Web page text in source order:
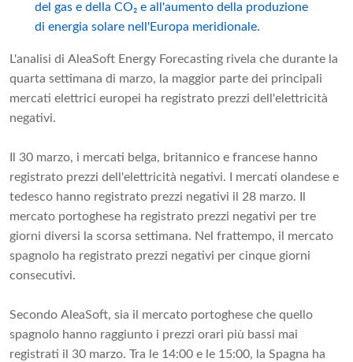
del gas e della CO₂ e all'aumento della produzione
di energia solare nell'Europa meridionale.
L'analisi di AleaSoft Energy Forecasting rivela che durante la
quarta settimana di marzo, la maggior parte dei principali
mercati elettrici europei ha registrato prezzi dell'elettricità
negativi.
Il 30 marzo, i mercati belga, britannico e francese hanno
registrato prezzi dell'elettricità negativi. I mercati olandese e
tedesco hanno registrato prezzi negativi il 28 marzo. Il
mercato portoghese ha registrato prezzi negativi per tre
giorni diversi la scorsa settimana. Nel frattempo, il mercato
spagnolo ha registrato prezzi negativi per cinque giorni
consecutivi.
Secondo AleaSoft, sia il mercato portoghese che quello
spagnolo hanno raggiunto i prezzi orari più bassi mai
registrati il ​​30 marzo. Tra le 14:00 e le 15:00, la Spagna ha